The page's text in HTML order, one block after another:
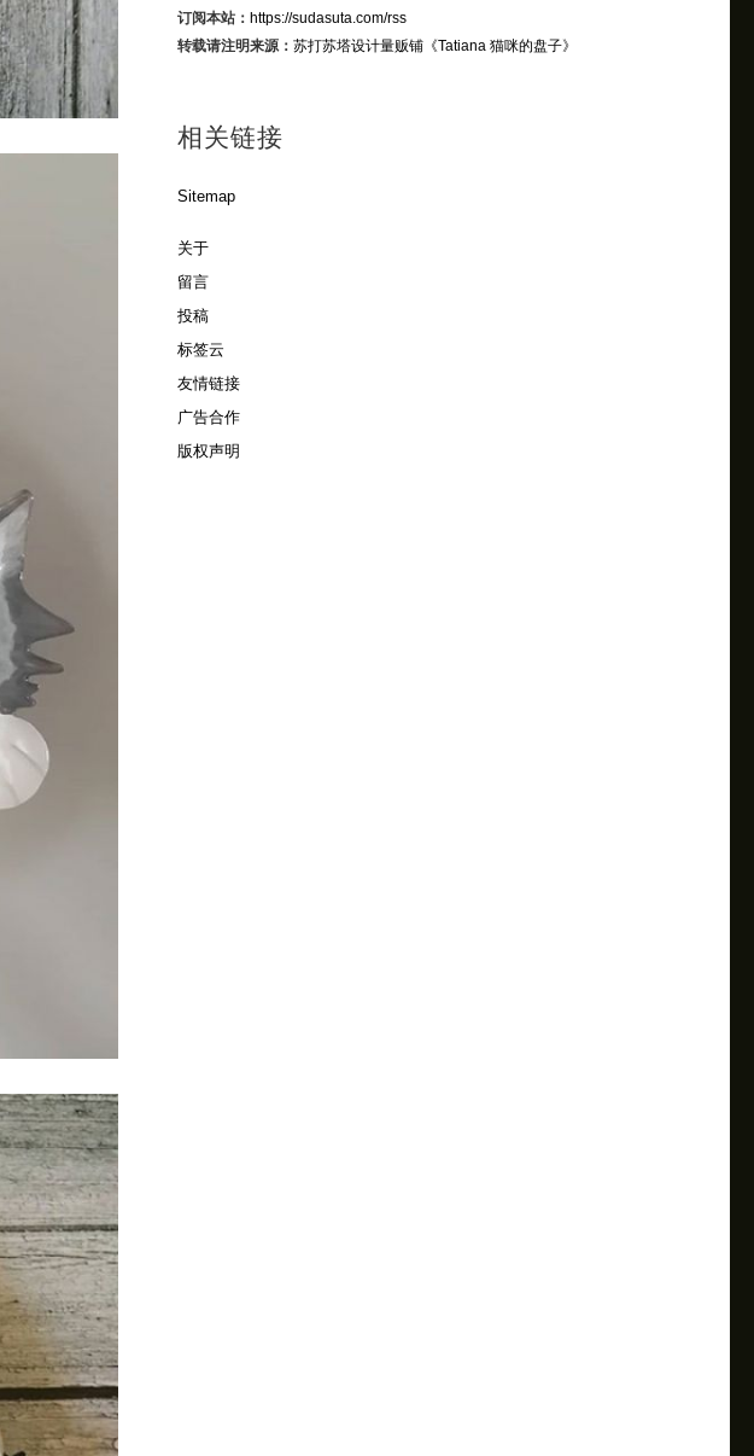
订阅本站： https://sudasuta.com/rss
转载请注明来源： 苏打苏塔设计量贩铺《Tatiana 猫咪的盘子》
相关链接
Sitemap
关于
留言
投稿
标签云
友情链接
广告合作
版权声明